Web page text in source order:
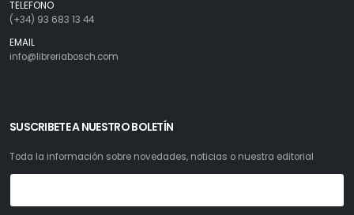
TELEFONO
(+34) 93 683 13 44
EMAIL
info@libreriabosch.com
SUSCRIBETE A NUESTRO BOLETÍN
Toda la información sobre novedades, noticias o nuestra editorial